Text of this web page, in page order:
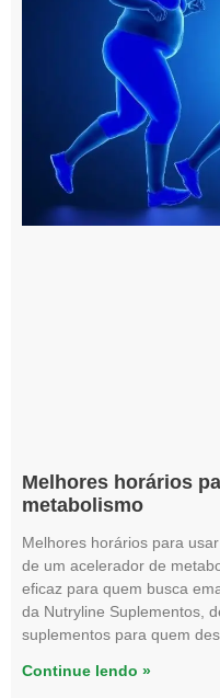
Melhores horários
metabolismo
Melhores horários para
de um acelerador de
eficaz para quem busca
da Nutryline Suplementos,
suplementos para quem
Continue lendo »